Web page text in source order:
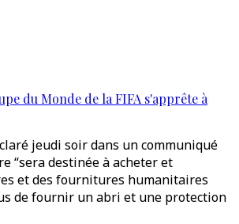
du Monde de la FIFA s'apprête à
jeudi soir dans un communiqué
“sera destinée à acheter et
et des fournitures humanitaires
de fournir un abri et une protection